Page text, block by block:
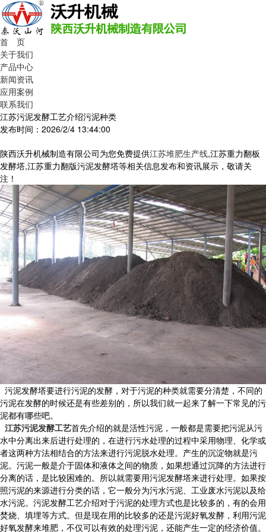
首 页
关于我们
产品中心
新闻资讯
应用案例
联系我们
江苏污泥发酵工艺介绍污泥种类
发布时间：2026/2/4 13:44:00
陕西沃升机械制造有限公司为您免费提供江苏堆肥生产线,江苏重力翻板
发酵塔,江苏重力翻版污泥发酵塔等相关信息发布和资讯展示，敬请关
注！
污泥发酵塔要进行污泥的发酵，对于污泥的种类就需要分清楚，不同的
污泥在发酵的时候还是有些差别的，所以我们就一起来了解一下常见的污
泥都有哪些吧。
江苏污泥发酵工艺首先介绍的就是活性污泥，一般都是需要把污泥从污
水中分离出来后进行处理的，在进行污水处理的过程中采用物理、化学或
者这两种方法相结合的方法来进行污泥脱水处理。产生的沉淀物就是污
泥。污泥一般是介于固体和液体之间的物质，如果想通过沉降的方法进行
分离的话，是比较困难的。所以就需要用污泥发酵塔来进行处理。如果按
照污泥的来源进行分类的话，它一般分为污水污泥、工业废水污泥以及给
水污泥。污泥发酵工艺介绍对于污泥的处理方式也是比较多的，有的会用
焚烧、填埋等方式。但是现在用的比较多的还是污泥好氧发酵，利用污泥
好氧发酵来堆肥，不仅可以有效的处理污泥，还能产生一定的经济价值。